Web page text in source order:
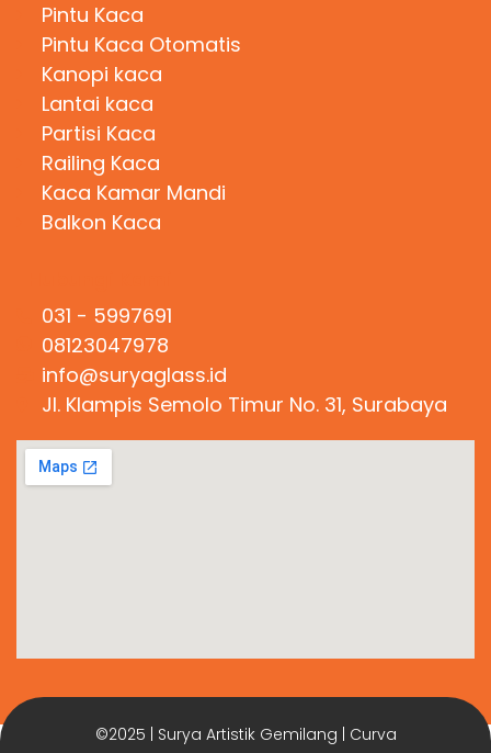
Pintu Kaca
Pintu Kaca Otomatis
Kanopi kaca
Lantai kaca
Partisi Kaca
Railing Kaca
Kaca Kamar Mandi
Balkon Kaca
031 - 5997691
08123047978
info@suryaglass.id
Jl. Klampis Semolo Timur No. 31, Surabaya
©2025 | Surya Artistik Gemilang | Curva